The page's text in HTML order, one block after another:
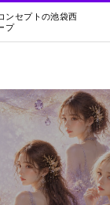
ンセプトの池袋西
プ